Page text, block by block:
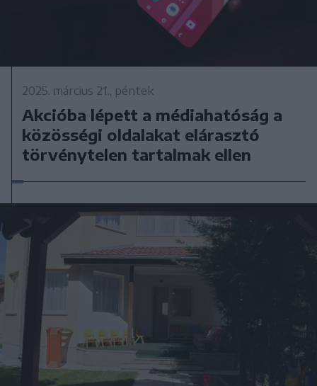
2025. március 21., péntek
Akcióba lépett a médiahatóság a
közösségi oldalakat elárasztó
törvénytelen tartalmak ellen